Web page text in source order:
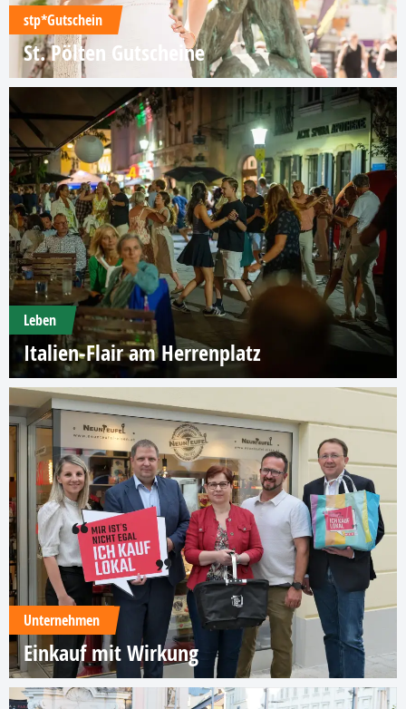
stp*Gutschein
St. Pölten Gutscheine
Leben
Italien-Flair am Herrenplatz
Unternehmen
Einkauf mit Wirkung